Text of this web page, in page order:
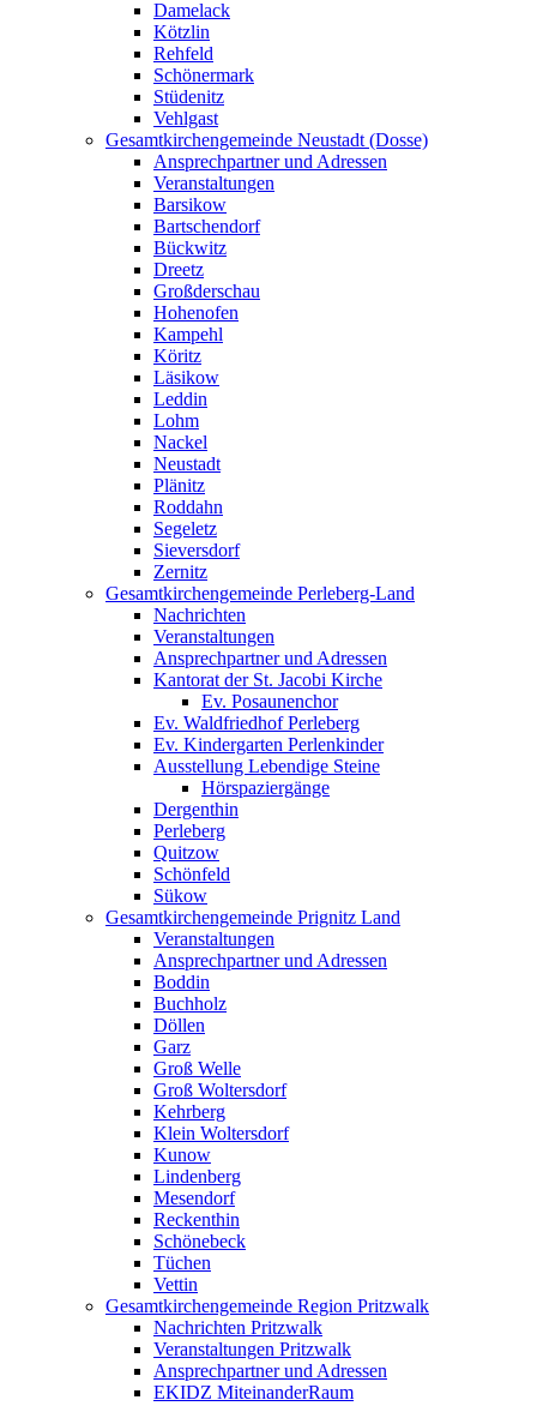
Damelack
Kötzlin
Rehfeld
Schönermark
Stüdenitz
Vehlgast
Gesamtkirchengemeinde Neustadt (Dosse)
Ansprechpartner und Adressen
Veranstaltungen
Barsikow
Bartschendorf
Bückwitz
Dreetz
Großderschau
Hohenofen
Kampehl
Köritz
Läsikow
Leddin
Lohm
Nackel
Neustadt
Plänitz
Roddahn
Segeletz
Sieversdorf
Zernitz
Gesamtkirchengemeinde Perleberg-Land
Nachrichten
Veranstaltungen
Ansprechpartner und Adressen
Kantorat der St. Jacobi Kirche
Ev. Posaunenchor
Ev. Waldfriedhof Perleberg
Ev. Kindergarten Perlenkinder
Ausstellung Lebendige Steine
Hörspaziergänge
Dergenthin
Perleberg
Quitzow
Schönfeld
Sükow
Gesamtkirchengemeinde Prignitz Land
Veranstaltungen
Ansprechpartner und Adressen
Boddin
Buchholz
Döllen
Garz
Groß Welle
Groß Woltersdorf
Kehrberg
Klein Woltersdorf
Kunow
Lindenberg
Mesendorf
Reckenthin
Schönebeck
Tüchen
Vettin
Gesamtkirchengemeinde Region Pritzwalk
Nachrichten Pritzwalk
Veranstaltungen Pritzwalk
Ansprechpartner und Adressen
EKIDZ MiteinanderRaum